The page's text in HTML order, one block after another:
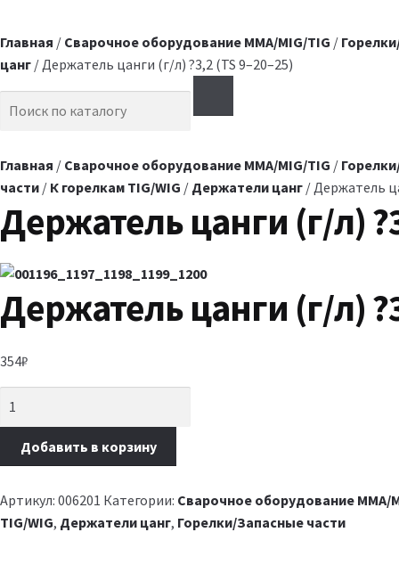
Главная / Сварочное оборудование MMA/MIG/TIG /
цанг / Держатель цанги (г/л) ?3,2 (TS 9–20–25)
Search for:
Главная / Сварочное оборудование MMA/MIG/TIG /
части / К горелкам TIG/WIG / Держатели цанг / Держатель
Держатель цанги (г/л)
Держатель цанги (г/л)
354₽
Добавить в корзину
Артикул: 006201 Категории: Сварочное оборудование MMA/
TIG/WIG, Держатели цанг, Горелки/Запасные части